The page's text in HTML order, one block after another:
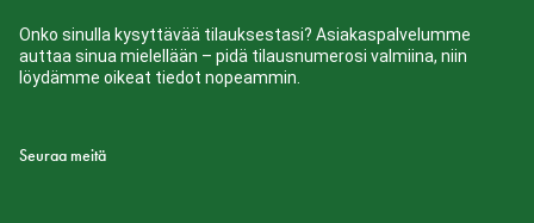
Onko sinulla kysyttävää tilauksestasi? Asiakaspalvelumme
auttaa sinua mielellään – pidä tilausnumerosi valmiina, niin
löydämme oikeat tiedot nopeammin.
Seuraa meitä